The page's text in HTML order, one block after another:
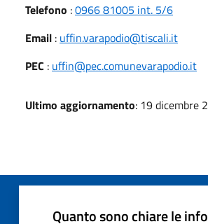
Telefono :0966 81005 int. 5/6
Email : uffin.varapodio@tiscali.it
PEC : uffin@pec.comunevarapodio.it
Ultimo aggiornamento: 19 dicembre
Quanto sono chiare le